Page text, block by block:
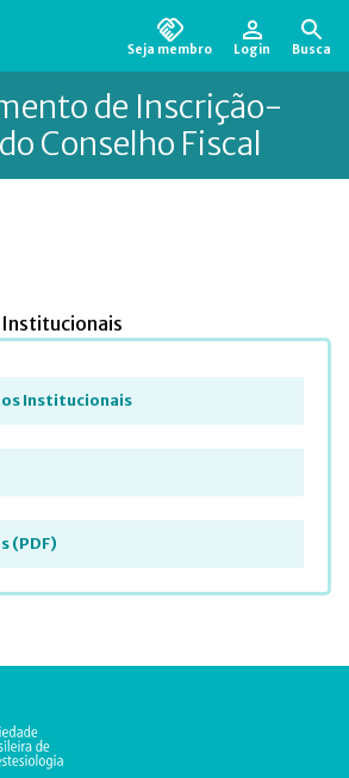
Seja membro Login Busca
de Inscrição-
Conselho Fiscal
Institucionais
(PDF)